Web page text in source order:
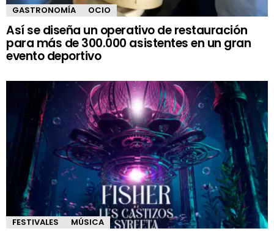
GASTRONOMÍA OCIO
Así se diseña un operativo de restauración
para más de 300.000 asistentes en un gran
evento deportivo
FESTIVALES MÚSICA